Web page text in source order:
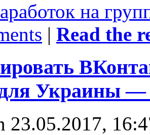
на
| Read the
Украины —
23.05.2017,